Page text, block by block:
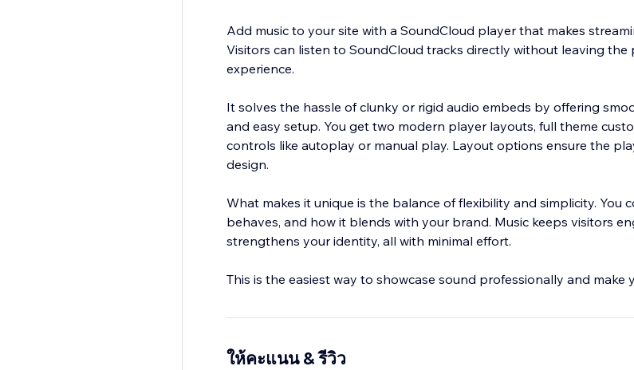
Add music to your site with a SoundCloud player that makes
Visitors can listen to SoundCloud tracks directly without leaving the
experience.
It solves the hassle of clunky or rigid audio embeds by offering
and easy setup. You get two modern player layouts, full theme
controls like autoplay or manual play. Layout options ensure the
design.
What makes it unique is the balance of flexibility and simplicity. You
behaves, and how it blends with your brand. Music keeps visitors
strengthens your identity, all with minimal effort.
This is the easiest way to showcase sound professionally and make
ให้คะแนน & รีวิว